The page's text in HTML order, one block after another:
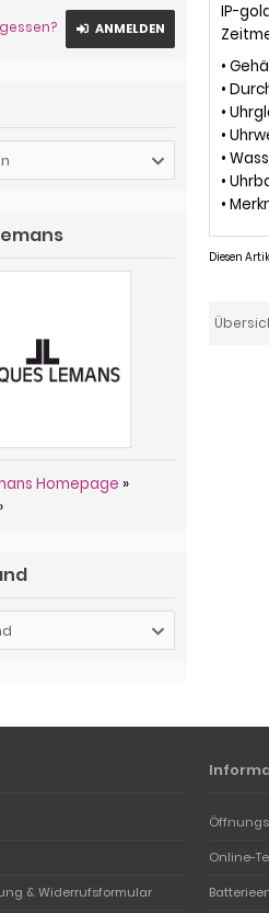
IP-
•
•
•
•
•
•
•
Diesen
ANMELDEN
Homepage »
& Widerrufsformular
Online-